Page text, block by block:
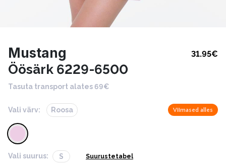
Mustang 31.95€
Öösärk 6229-6500
Tasuta transport alates 69€
Vali värv: Roosa Viimased alles
Vali suurus: S Suurustetabel